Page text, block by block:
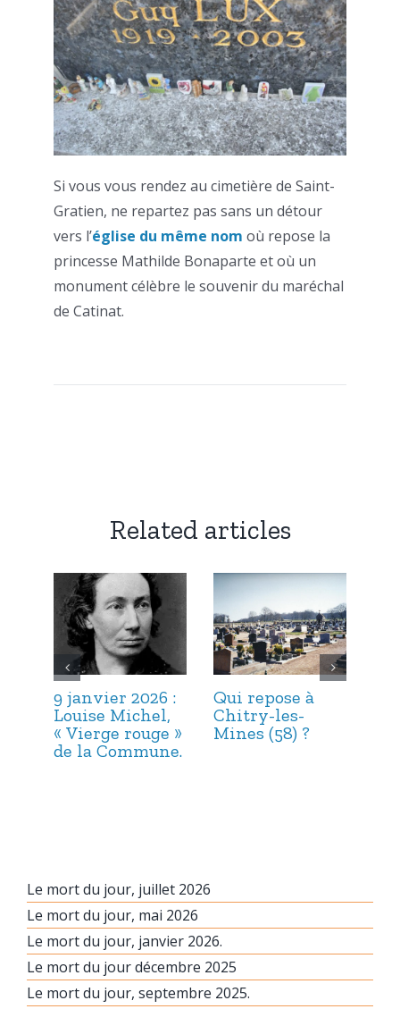
Si vous vous rendez au cimetière de Saint-
Gratien, ne repartez pas sans un détour
vers l’église du même nom où repose la
princesse Mathilde Bonaparte et où un
monument célèbre le souvenir du maréchal
de Catinat.
Related articles
9 janvier 2026 :
Louise Michel,
« Vierge rouge »
de la Commune.
Qui repose à
Chitry-les-
Mines (58) ?
Le mort du jour, juillet 2026
Le mort du jour, mai 2026
Le mort du jour, janvier 2026.
Le mort du jour décembre 2025
Le mort du jour, septembre 2025.